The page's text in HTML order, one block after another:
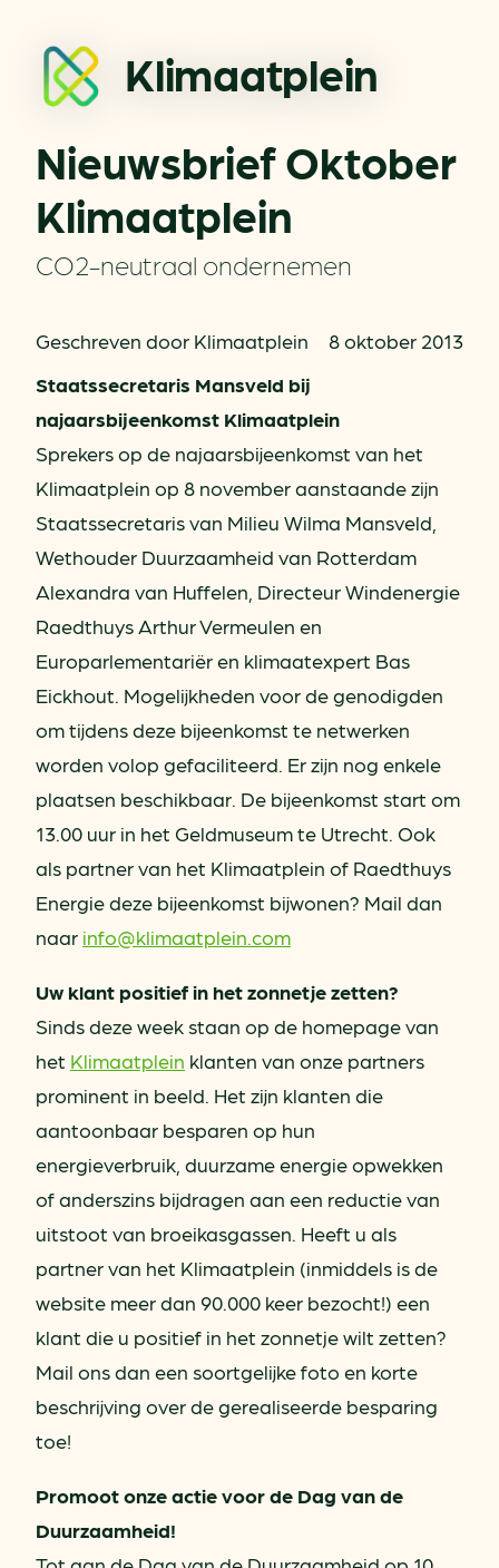
Klimaatplein
Nieuwsbrief Oktober
Klimaatplein
CO2-neutraal ondernemen
Geschreven door Klimaatplein
8 oktober 2013
Staatssecretaris Mansveld bij
najaarsbijeenkomst Klimaatplein
Sprekers op de najaarsbijeenkomst van het
Klimaatplein op 8 november aanstaande zijn
Staatssecretaris van Milieu Wilma Mansveld,
Wethouder Duurzaamheid van Rotterdam
Alexandra van Huffelen, Directeur Windenergie
Raedthuys Arthur Vermeulen en
Europarlementariër en klimaatexpert Bas
Eickhout. Mogelijkheden voor de genodigden
om tijdens deze bijeenkomst te netwerken
worden volop gefaciliteerd. Er zijn nog enkele
plaatsen beschikbaar. De bijeenkomst start om
13.00 uur in het Geldmuseum te Utrecht. Ook
als partner van het Klimaatplein of Raedthuys
Energie deze bijeenkomst bijwonen? Mail dan
naar info@klimaatplein.com
Uw klant positief in het zonnetje zetten?
Sinds deze week staan op de homepage van
het Klimaatplein klanten van onze partners
prominent in beeld. Het zijn klanten die
aantoonbaar besparen op hun
energieverbruik, duurzame energie opwekken
of anderszins bijdragen aan een reductie van
uitstoot van broeikasgassen. Heeft u als
partner van het Klimaatplein (inmiddels is de
website meer dan 90.000 keer bezocht!) een
klant die u positief in het zonnetje wilt zetten?
Mail ons dan een soortgelijke foto en korte
beschrijving over de gerealiseerde besparing
toe!
Promoot onze actie voor de Dag van de
Duurzaamheid!